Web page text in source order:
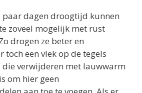
paar dagen droogtijd kunnen
zoveel mogelijk met rust
drogen ze beter en
toch een vlek op de tegels
verwijderen met lauwwarm
om hier geen